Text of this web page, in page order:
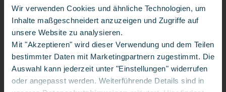
Wir verwenden Cookies und ähnliche Technologien, um
Inhalte maßgeschneidert anzuzeigen und Zugriffe auf
unsere Website zu analysieren.
Mit "Akzeptieren" wird dieser Verwendung und dem Teilen
bestimmter Daten mit Marketingpartnern zugestimmt. Die
Auswahl kann jederzeit unter "Einstellungen" widerrufen
oder angepasst werden. Weiterführende Details sind in
Glasfaser 300
Glasfaser 600
Glasfaser 1000
Weitere Details
1,00€*
einm. 9,95€ **
mtl.